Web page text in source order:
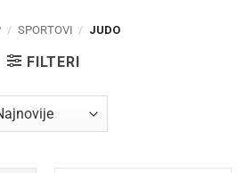
/ SPORTOVI / JUDO
FILTERI